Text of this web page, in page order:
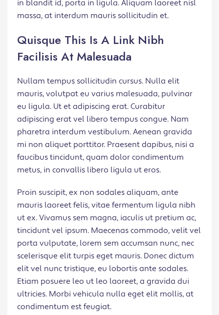
in blandit id, porta in ligula. Aliquam laoreet nisl
massa, at interdum mauris sollicitudin et.
Quisque This Is A Link Nibh
Facilisis At Malesuada
Nullam tempus sollicitudin cursus. Nulla elit
mauris, volutpat eu varius malesuada, pulvinar
eu ligula. Ut et adipiscing erat. Curabitur
adipiscing erat vel libero tempus congue. Nam
pharetra interdum vestibulum. Aenean gravida
mi non aliquet porttitor. Praesent dapibus, nisi a
faucibus tincidunt, quam dolor condimentum
metus, in convallis libero ligula ut eros.
Proin suscipit, ex non sodales aliquam, ante
mauris laoreet felis, vitae fermentum ligula nibh
ut ex. Vivamus sem magna, iaculis ut pretium ac,
tincidunt vel ipsum. Maecenas commodo, velit vel
porta vulputate, lorem sem accumsan nunc, nec
scelerisque elit turpis eget mauris. Donec dictum
elit vel nunc tristique, eu lobortis ante sodales.
Etiam posuere leo ut leo laoreet, a gravida dui
ultricies. Morbi vehicula nulla eget elit mollis, at
condimentum est feugiat.